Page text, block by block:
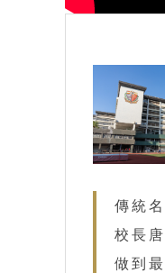
傳統
校長
做到